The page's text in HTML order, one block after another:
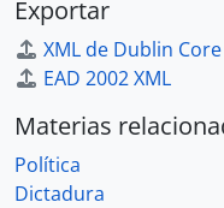
Exportar
XML de Dublin Core
EAD 2002 XML
Materias
Política
Dictadura